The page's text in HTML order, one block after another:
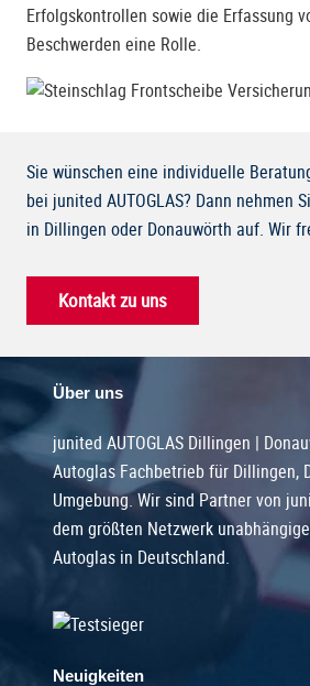
Erfolgskontrollen sowie die Erfassung
Beschwerden eine Rolle.
Sie wünschen eine individuelle
bei junited AUTOGLAS? Dann nehmen
in Dillingen oder Donauwörth auf. Wir
Kontakt zu uns
Über uns
junited AUTOGLAS Dillingen |
Autoglas Fachbetrieb für Dillingen,
Umgebung. Wir sind Partner von
dem größten Netzwerk
Autoglas in Deutschland.
Neuigkeiten